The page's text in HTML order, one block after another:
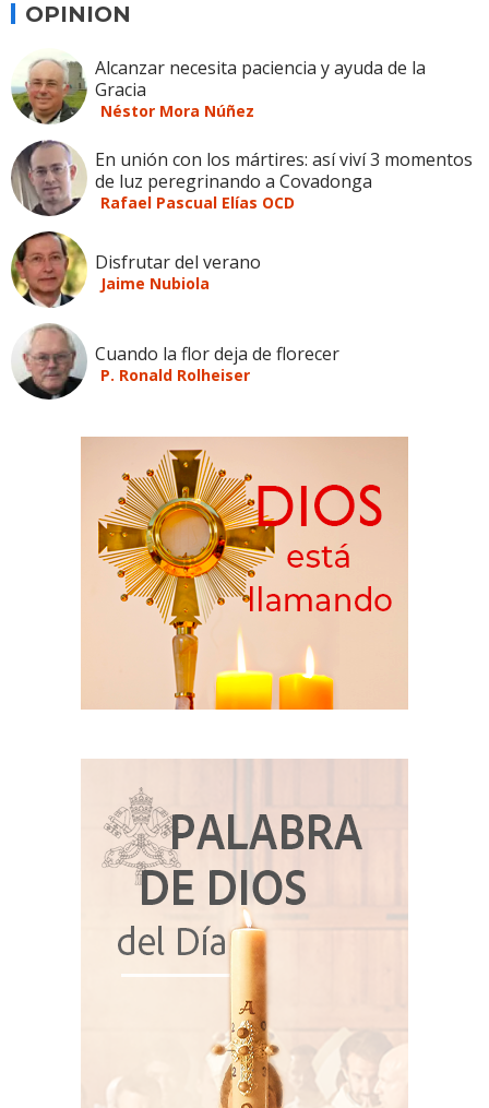
OPINION
Alcanzar necesita paciencia y ayuda de la
Gracia
Néstor Mora Núñez
En unión con los mártires: así viví 3 momentos
de luz peregrinando a Covadonga
Rafael Pascual Elías OCD
Disfrutar del verano
Jaime Nubiola
Cuando la flor deja de florecer
P. Ronald Rolheiser